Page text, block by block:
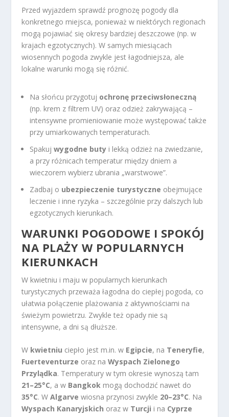
Przed wyjazdem sprawdź prognozę pogody dla
konkretnego miejsca, ponieważ w niektórych regionach
mogą pojawiać się okresy bardziej deszczowe (np. w
krajach egzotycznych). W samych miesiącach
wiosennych pogoda zwykle jest łagodniejsza, ale
lokalne warunki mogą się różnić.
Na słońcu przygotuj ochronę przeciwsłoneczną
(np. krem z filtrem UV) oraz odzież zakrywającą –
intensywne promieniowanie może występować także
przy umiarkowanych temperaturach.
Spakujwygodne buty i lekką odzież na zwiedzanie,
a przy różnicach temperatur między dniem a
wieczorem wybierz ubrania „warstwowe”.
Zadbaj o ubezpieczenie turystyczne obejmujące
leczenie i inne ryzyka – szczególnie przy dalszych lub
egzotycznych kierunkach.
WARUNKI POGODOWE I SPOKÓJ
NA PLAŻY W POPULARNYCH
KIERUNKACH
W kwietniu i maju w popularnych kierunkach
turystycznych przeważa łagodna do ciepłej pogoda, co
ułatwia połączenie plażowania z aktywnościami na
świeżym powietrzu. Zwykle też opady nie są
intensywne, a dni są dłuższe.
W kwietniu ciepło jest m.in. w Egipcie, na Teneryfie,
Fuerteventurze oraz naWyspach Zielonego
Przylądka. Temperatury w tym okresie wynoszą tam
21–25°C, a w Bangkok mogą dochodzić nawet do
35°C. WAlgarve wiosna przynosi zwykle 20–23°C. Na
Wyspach Kanaryjskich oraz w Turcji i na Cyprze